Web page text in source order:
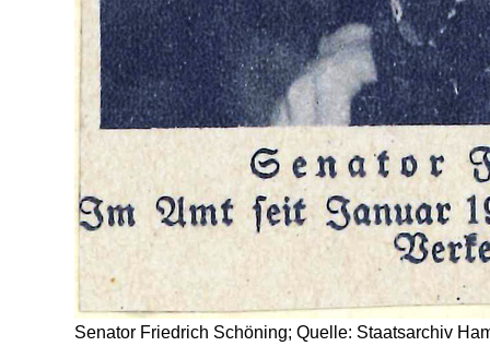
Senator Friedrich Schöning; Quelle: Staatsarchiv